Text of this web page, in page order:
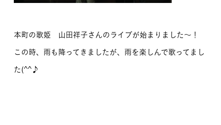
本町の歌姫 山田祥子さんのライブが始まりました～！
この時、雨も降ってきましたが、雨を楽しんで歌ってまし
た(^^♪